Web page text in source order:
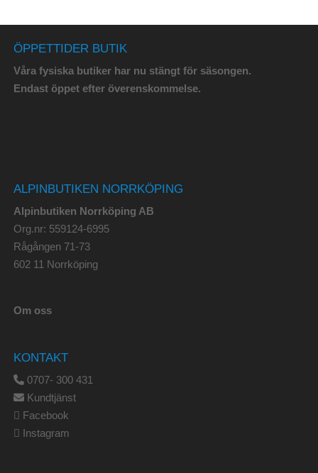
ÖPPETTIDER BUTIK
Våra fysiska butiker har nu stängt för säsongen.
Endast öppet efter överenskommelse.
ALPINBUTIKEN NORRKÖPING
Alpinbutiken Norrköping AB
Org.nr: 559124-6995
Rågången 71-73
602 11 Norrköping
Om oss
KONTAKT
0707- 300 431
Kundtjänst
Facebook
Instagram